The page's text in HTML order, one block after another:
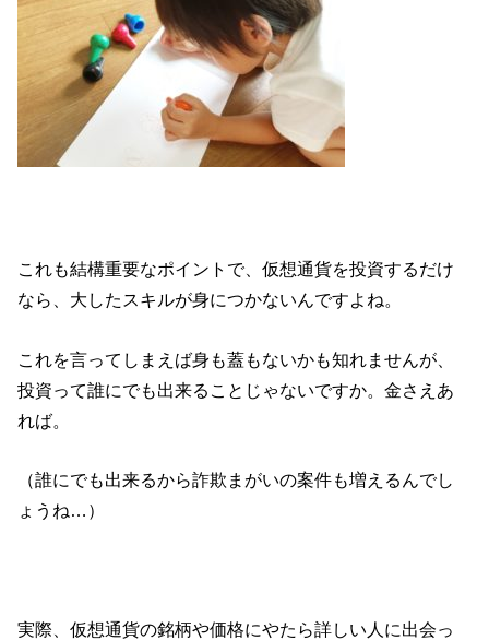
これも結構重要なポイントで、仮想通貨を投資するだけ
なら、大したスキルが身につかないんですよね。
これを言ってしまえば身も蓋もないかも知れませんが、
投資って誰にでも出来ることじゃないですか。金さえあ
れば。
（誰にでも出来るから詐欺まがいの案件も増えるんでし
ょうね…）
実際、仮想通貨の銘柄や価格にやたら詳しい人に出会っ